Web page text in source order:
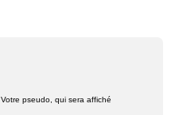
Votre pseudo, qui sera affiché